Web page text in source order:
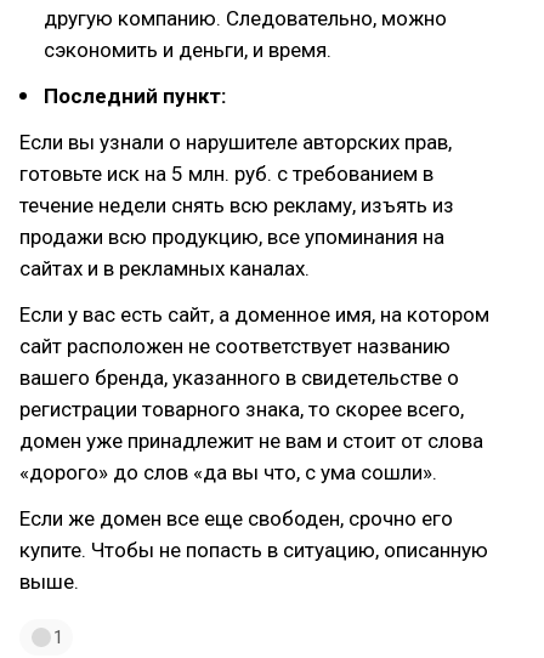
другую компанию. Следовательно, можно
сэкономить и деньги, и время.
Последний пункт:
Если вы узнали о нарушителе авторских прав,
готовьте иск на 5 млн. руб. с требованием в
течение недели снять всю рекламу, изъять из
продажи всю продукцию, все упоминания на
сайтах и в рекламных каналах.
Если у вас есть сайт, а доменное имя, на котором
сайт расположен не соответствует названию
вашего бренда, указанного в свидетельстве о
регистрации товарного знака, то скорее всего,
домен уже принадлежит не вам и стоит от слова
«дорого» до слов «да вы что, с ума сошли».
Если же домен все еще свободен, срочно его
купите. Чтобы не попасть в ситуацию, описанную
выше.
1